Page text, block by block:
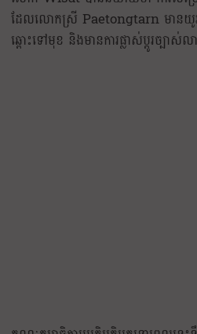
ដែលលោកស្រី Paetongtarn មាន
ឆ្ពោះទៅមុខ និងមានការផ្លាស់ប្តូរច្បាស់